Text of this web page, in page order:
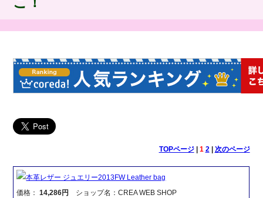
TOPページ| 1 2| 次のページ
本革レザー ジュエリー2013FW Leather bag
価格：14,286円 ショップ名：CREA WEB SHOP